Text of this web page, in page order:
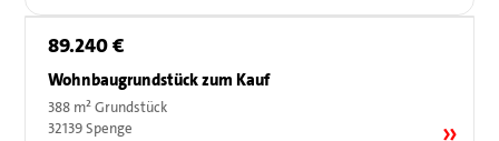
89.240 €
Wohnbaugrundstück zum Kauf
388 m² Grundstück
32139 Spenge